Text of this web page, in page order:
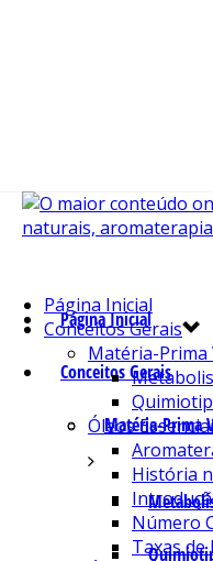
Página Inicial
Conceitos Gerais
Matéria-Prima
Página Inicial
Conceitos Gerais
Matéria-Prima
Óleos
História
Número
Taxas de